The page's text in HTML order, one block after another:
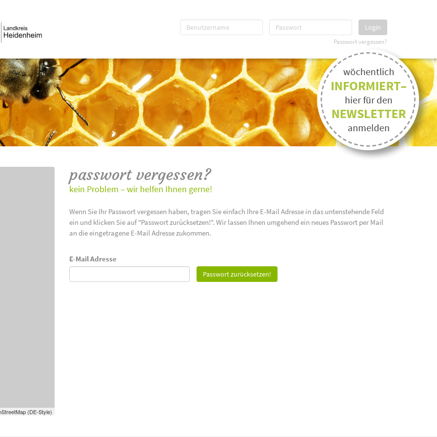
Login
Passwort vergessen?
(DE-Style)
passwort vergessen?
kein Problem – wir helfen Ihnen gerne!
Wenn Sie Ihr Passwort vergessen haben, tragen Sie einfach Ihre E-Mail Adresse in das untenstehende Feld
ein und klicken Sie auf "Passwort zurücksetzen!". Wir lassen Ihnen umgehend ein neues Passwort per Mail
an die eingetragene E-Mail Adresse zukommen.
E-Mail Adresse
Passwort zurücksetzen!